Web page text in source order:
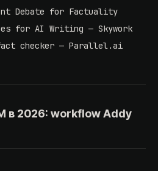
Debate for Factuality
for AI Writing — Skywork
checker — Parallel.ai
в 2026: workflow Addy